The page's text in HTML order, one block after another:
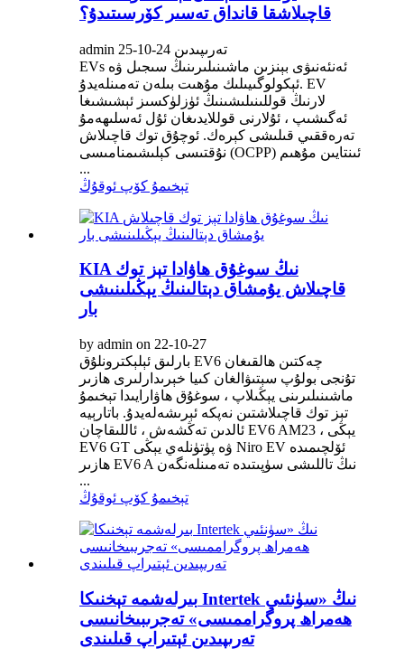
قاچىلاشقا قانداق تەسىر كۆرسىتىدۇ؟
admin تەرىپىدىن 24-10-25
EVs ئەنئەنىۋى بېنزىن ماشىنىلىرىنىڭ سىجىل ۋە
ئېكولوگىيىلىك مۇھىت بىلەن تەمىنلەيدۇ. EV
لارنىڭ قوللىنىلىشىنىڭ ئۈزلۈكسىز ئېشىشىغا
ئەگىشىپ ، ئۇلارنى قوللايدىغان ئۇل ئەسلىھەمۇ
تەرەققىي قىلىشى كېرەك. ئوچۇق توك قاچىلاش
نۇقتىسى كېلىشىمنامىسى (OCPP) ئىنتايىن مۇھىم
...
تېخىمۇ كۆپ ئوقۇڭ
KIA نىڭ سوغۇق ھاۋادا تېز توك
قاچىلاش يۇمشاق دېتالىنىڭ يېڭىلىنىشى
بار
by admin on 22-10-27
بارلىق ئېلېكترونلۇق EV6 چەكتىن ھالقىغان
تۇنجى بولۇپ سېتىۋالغان كىيا خېرىدارلىرى ھازىر
ماشىنىلىرىنى يېڭىلاپ ، سوغۇق ھاۋارايىدا تېخىمۇ
تېز توك قاچىلاشتىن نەپكە ئېرىشەلەيدۇ. باتارېيە
ئالدىن تەڭشەش ، ئاللىقاچان EV6 AM23 ، يېڭى
EV6 GT ۋە پۈتۈنلەي يېڭى Niro EV ئۆلچىمىدە
ھازىر EV6 A نىڭ تاللىشى سۈپىتىدە تەمىنلەنگەن
...
تېخىمۇ كۆپ ئوقۇڭ
بىرلەشمە تېخنىكا Intertek نىڭ «سۈنئىي
ھەمراھ پروگراممىسى» تەجرىبىخانىسى
تەرىپىدىن ئېتىراپ قىلىندى